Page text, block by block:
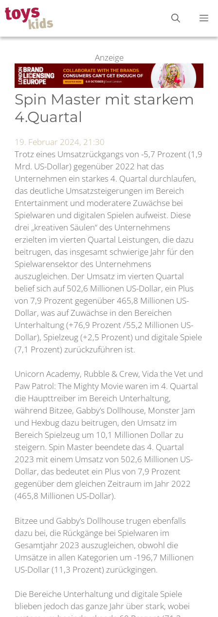
Zum
Inhalt
springen
Anzeige
Spin Master mit starkem
4.Quartal
19. Februar 2024, 21:30
Trotz eines Umsatzrückgangs von -5,7 Prozent (1,9
Mrd. US-Dollar) gegenüber 2022 hat das
Unternehmen ein starkes 4. Quartal durchlaufen,
das deutliche Umsatzsteigerungen im Bereich
Entertainment und moderatere Zuwächse bei
Spielwaren und digitalen Spielen aufweist. Diese
drei „kreativen Säulen“ des Unternehmens
erzielten im vierten Quartal Leistungen, die dazu
beitrugen, das insgesamt schwierige Jahr für den
Spielwarensektor des Unternehmens
auszugleichen. Der Umsatz im vierten Quartal
belief sich auf 502,6 Millionen US-Dollar, ein Plus
von 7,9 Prozent gegenüber 465,8 Millionen US-
Dollar, was auf Zuwächse in den Bereichen
Unterhaltung (+76,9 Prozent /55,2 Millionen US-
Dollar), Spielzeug (+2,5 Prozent) und digitale Spiele
(7,1 Prozent) zurückzuführen ist.
Unicorn Academy, Rubble & Crew, Vida the Vet und
Paw Patrol: The Mighty Movie waren im 4. Quartal
die Haupttreiber im Bereich Unterhaltung,
während Bitzee, Gabby’s Dollhouse, Monster Jam
und Hexbug dazu beitrugen, den Umsatz im
Bereich Spielzeug um 10,1 Millionen Dollar zu
steigern. Spin Master beendete das 4. Quartal
2023 mit einem Umsatz von 502,6 Millionen US-
Dollar, das bedeutet ein Plus von 7,9 Prozent
gegenüber dem gleichen Zeitraum im Jahr 2022
(465,8 Millionen US-Dollar).
Bitzee und Gabby’s Dollhouse trugen ebenfalls
dazu bei, die Rückgänge bei Spielwaren im
Gesamtjahr 2023 auszugleichen, obwohl die
Umsätze in allen Kategorien um -196,7 Millionen
US-Dollar (11,3 Prozent) zurückgingen.
Die Bereiche Unterhaltung und digitale Spiele
blieben jedoch das ganze Jahr über stark, wobei